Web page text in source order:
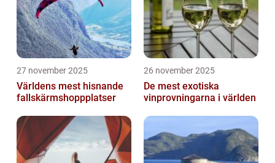
27 november 2025
Världens mest hisnande
fallskärmshoppplatser
26 november 2025
De mest exotiska
vinprovningarna i världen